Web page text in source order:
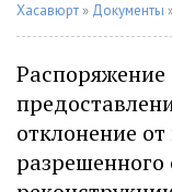
Хасавюрт » Документы
отклонение
разрешенного